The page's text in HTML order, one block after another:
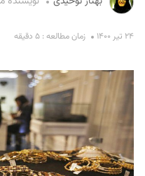
۲۴ تیر ۱۴۰۰ زمان مطالعه : ۵ دقیقه